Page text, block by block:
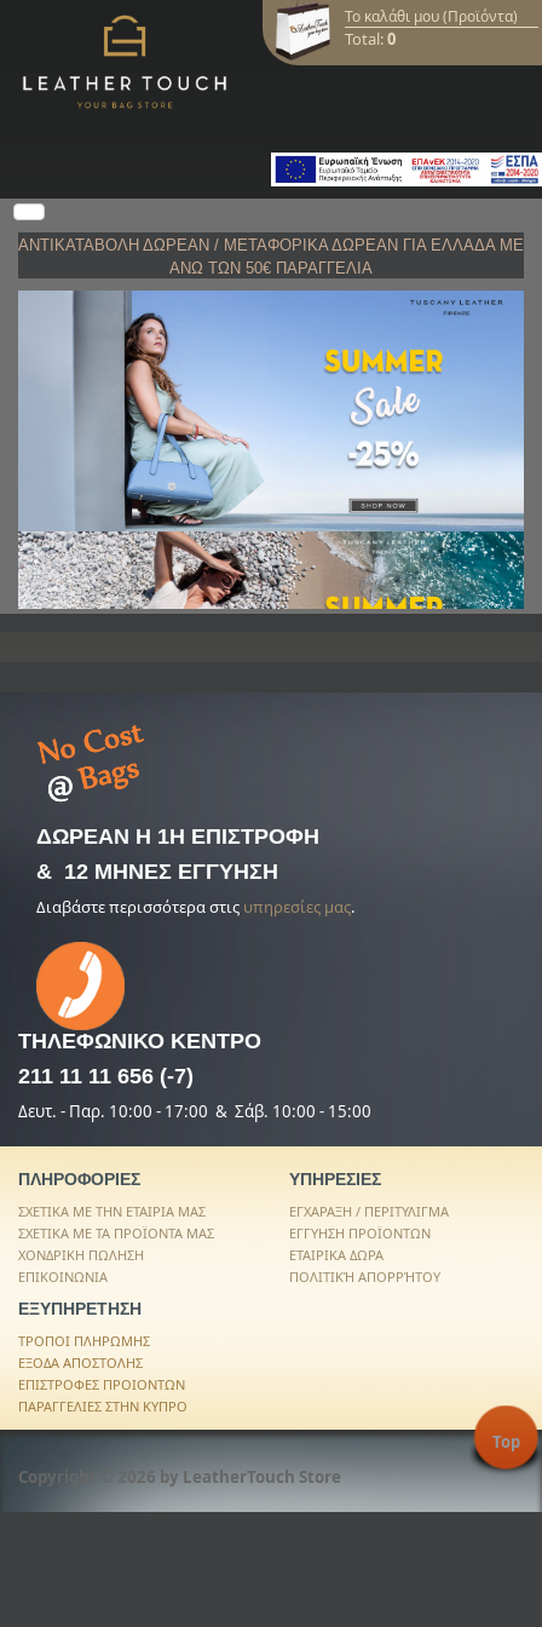
Το καλάθι μου (Προϊόντα)
Total:0
ΑΝΤΙΚΑΤΑΒΟΛΗ ΔΩΡΕΑΝ / ΜΕΤΑΦΟΡΙΚΑ ΔΩΡΕΑΝ ΓΙΑ ΕΛΛΑΔΑ ΜΕ
ΑΝΩ ΤΩΝ 50€ ΠΑΡΑΓΓΕΛΙΑ
ΔΩΡΕΑΝ Η 1Η ΕΠΙΣΤΡΟΦΗ
& 12 ΜΗΝΕΣ ΕΓΓΥΗΣΗ
Διαβάστε περισσότερα στις υπηρεσίες μας.
ΤΗΛΕΦΩΝΙΚΟ ΚΕΝΤΡΟ
211 11 11 656 (-7)
Δευτ. - Παρ. 10:00 - 17:00 & Σάβ. 10:00 - 15:00
ΠΛΗΡΟΦΟΡΙΕΣ
ΣΧΕΤΙΚΑ ΜΕ ΤΗΝ ΕΤΑΙΡΙΑ ΜΑΣ
ΣΧΕΤΙΚΑ ΜΕ ΤΑ ΠΡΟΪΟΝΤΑ ΜΑΣ
ΧΟΝΔΡΙΚΗ ΠΩΛΗΣΗ
ΕΠΙΚΟΙΝΩΝΙΑ
ΥΠΗΡΕΣΙΕΣ
ΕΓΧΑΡΑΞΗ / ΠΕΡΙΤΥΛΙΓΜΑ
ΕΓΓΥΗΣΗ ΠΡΟΪΟΝΤΩΝ
ΕΤΑΙΡΙΚΑ ΔΩΡΑ
ΠΟΛΙΤΙΚΉ ΑΠΟΡΡΉΤΟΥ
ΕΞΥΠΗΡΕΤΗΣΗ
ΤΡΟΠΟΙ ΠΛΗΡΩΜΗΣ
ΕΞΟΔΑ ΑΠΟΣΤΟΛΗΣ
ΕΠΙΣΤΡΟΦΕΣ ΠΡΟΙΟΝΤΩΝ
ΠΑΡΑΓΓΕΛΙΕΣ ΣΤΗΝ ΚΥΠΡΟ
Copyright © 2026 by LeatherTouch Store
Top